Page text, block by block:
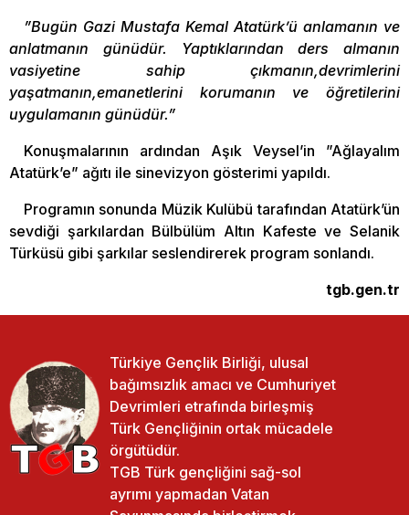
”Bugün Gazi Mustafa Kemal Atatürk’ü anlamanın ve
anlatmanın günüdür. Yaptıklarından ders almanın
vasiyetine sahip çıkmanın,devrimlerini
yaşatmanın,emanetlerini korumanın ve öğretilerini
uygulamanın günüdür.”
Konuşmalarının ardından Aşık Veysel’in ”Ağlayalım
Atatürk’e” ağıtı ile sinevizyon gösterimi yapıldı.
Programın sonunda Müzik Kulübü tarafından Atatürk’ün
sevdiği şarkılardan Bülbülüm Altın Kafeste ve Selanik
Türküsü gibi şarkılar seslendirerek program sonlandı.
tgb.gen.tr
Türkiye Gençlik Birliği, ulusal
bağımsızlık amacı ve Cumhuriyet
Devrimleri etrafında birleşmiş
Türk Gençliğinin ortak mücadele
örgütüdür.
TGB Türk gençliğini sağ-sol
ayrımı yapmadan Vatan